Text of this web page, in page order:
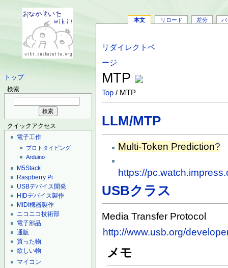
トップ
検索
クイックアクセス
電子工作
プロトタイピング
Arduino
M5Stack
Raspberry Pi
USBデバイス開発
HIDデバイス製作
MIDI機器製作
ニコニコ技術部
電子部品
通販
買った物
欲しい物
マイコン
本文 リロード 差分 バ
リダイレクトペ
ージ
MTP
Top / MTP
LLM/MTP
Multi-Token Prediction?
https://
USBクラス
Media Transfer Protocol
http://www.usb.org/
メモ